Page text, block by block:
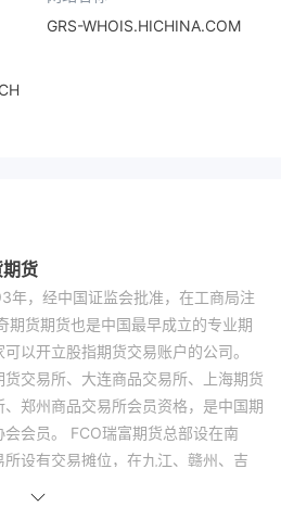
GRS-WHOIS.HICHINA.COM
货
年，经中国证监会批准，在工商局注
期货期货也是中国最早成立的专业期
以开立股指期货交易账户的公司。
交易所、大连商品交易所、上海期货
郑州商品交易所会员资格，是中国期
会员。 FCO瑞富期货总部设在南
设有交易摊位，在九江、赣州、吉